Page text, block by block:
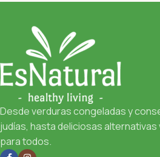
Desde verduras congeladas y
judías, hasta deliciosas
para todos.